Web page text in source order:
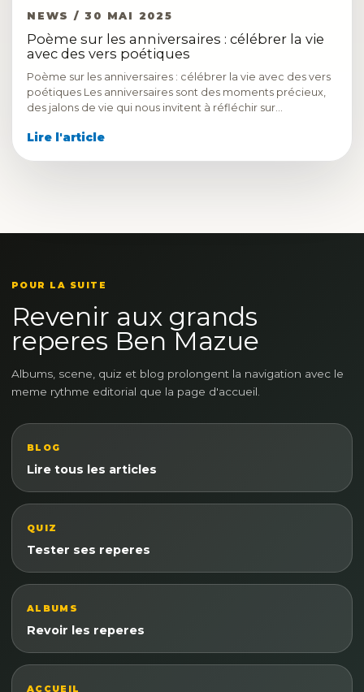
NEWS / 30 MAI 2025
Poème sur les anniversaires : célébrer la vie
avec des vers poétiques
Poème sur les anniversaires : célébrer la vie avec des vers
poétiques Les anniversaires sont des moments précieux,
des jalons de vie qui nous invitent à réfléchir sur…
Lire l'article
POUR LA SUITE
Revenir aux grands
reperes Ben Mazue
Albums, scene, quiz et blog prolongent la navigation avec le
meme rythme editorial que la page d'accueil.
BLOG
Lire tous les articles
QUIZ
Tester ses reperes
ALBUMS
Revoir les reperes
ACCUEIL